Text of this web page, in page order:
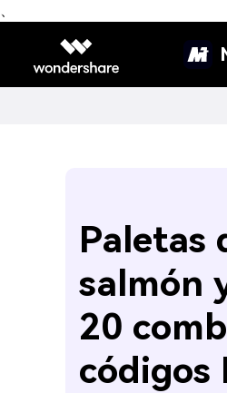
、
Paletas
salmón
20
códigos